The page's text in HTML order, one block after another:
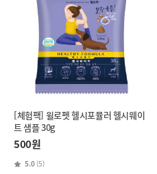
[체험팩] 윌로펫 헬시포뮬러 헬시웨이
트 샘플 30g
500원
5.0 (5)